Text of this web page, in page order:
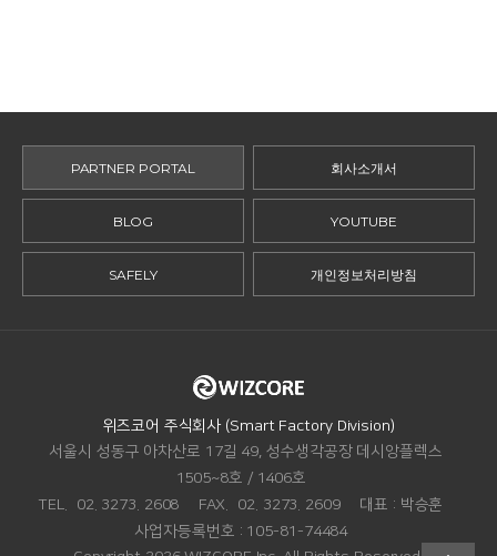
PARTNER PORTAL 회사소개서
BLOG YOUTUBE
SAFELY 개인정보처리방침
위즈코어 주식회사 (Smart Factory Division)
서울시 성동구 아차산로 17길 49, 성수생각공장 데시앙플렉스
1505~8호 / 1406호
TEL.
02. 3273. 2608 FAX. 02. 3273. 2609 대표 : 박승훈
사업자등록번호 : 105-81-74484